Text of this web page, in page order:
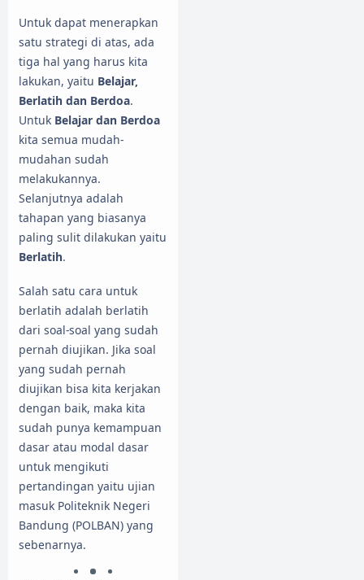
Untuk dapat menerapkan
satu strategi di atas, ada
tiga hal yang harus kita
lakukan, yaitu Belajar,
Berlatih dan Berdoa.
Untuk Belajar dan Berdoa
kita semua mudah-
mudahan sudah
melakukannya.
Selanjutnya adalah
tahapan yang biasanya
paling sulit dilakukan yaitu
Berlatih.
Salah satu cara untuk
berlatih adalah berlatih
dari soal-soal yang sudah
pernah diujikan. Jika soal
yang sudah pernah
diujikan bisa kita kerjakan
dengan baik, maka kita
sudah punya kemampuan
dasar atau modal dasar
untuk mengikuti
pertandingan yaitu ujian
masuk Politeknik Negeri
Bandung (POLBAN) yang
sebenarnya.